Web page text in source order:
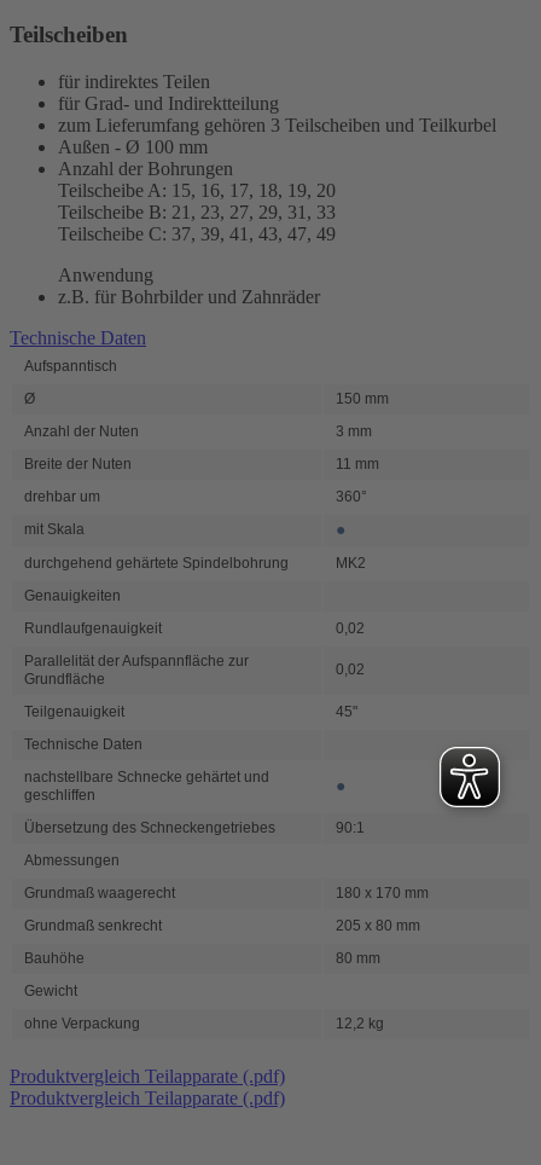
Teilscheiben
für indirektes Teilen
für Grad- und Indirektteilung
zum Lieferumfang gehören 3 Teilscheiben und Teilkurbel
Außen - Ø 100 mm
Anzahl der Bohrungen
Teilscheibe A: 15, 16, 17, 18, 19, 20
Teilscheibe B: 21, 23, 27, 29, 31, 33
Teilscheibe C: 37, 39, 41, 43, 47, 49
Anwendung
z.B. für Bohrbilder und Zahnräder
Technische Daten
Aufspanntisch
Ø
150 mm
Anzahl der Nuten
3 mm
Breite der Nuten
11 mm
drehbar um
360°
mit Skala
●
durchgehend gehärtete Spindelbohrung
MK2
Genauigkeiten
Rundlaufgenauigkeit
0,02
Parallelität der Aufspannfläche zur
Grundfläche
0,02
Teilgenauigkeit
45"
Technische Daten
nachstellbare Schnecke gehärtet und
geschliffen
●
Übersetzung des Schneckengetriebes
90:1
Abmessungen
Grundmaß waagerecht
180 x 170 mm
Grundmaß senkrecht
205 x 80 mm
Bauhöhe
80 mm
Gewicht
ohne Verpackung
12,2 kg
Produktvergleich Teilapparate (.pdf)
Produktvergleich Teilapparate (.pdf)